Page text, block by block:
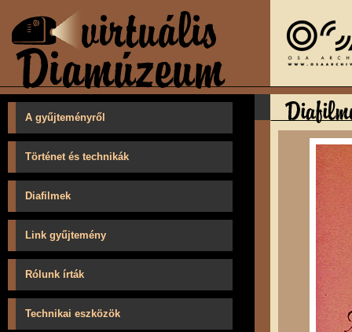
A gyűjteményről
Történet és technikák
Diafilmek
Link gyűjtemény
Rólunk írták
Technikai eszközök